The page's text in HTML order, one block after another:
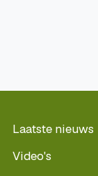
Laatste nieuws
Video's